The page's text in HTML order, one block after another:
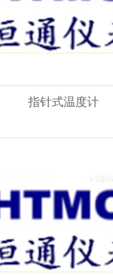
指针式温度计